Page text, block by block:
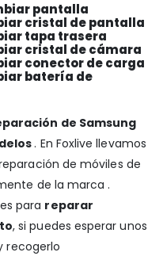
pantalla
cristal de pantalla
tapa trasera
cristal de cámara
conector de carga
batería de
de Samsung
. En Foxlive llevamos
de móviles de
de la marca .
para reparar
, si puedes esperar unos
recogerlo